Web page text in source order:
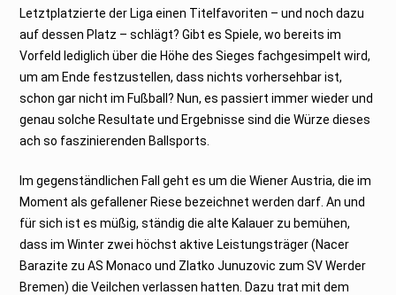
2
Letztplatzierte der Liga einen Titelfavoriten – und noch dazu
auf dessen Platz – schlägt? Gibt es Spiele, wo bereits im
Vorfeld lediglich über die Höhe des Sieges fachgesimpelt wird,
um am Ende festzustellen, dass nichts vorhersehbar ist,
schon gar nicht im Fußball? Nun, es passiert immer wieder und
genau solche Resultate und Ergebnisse sind die Würze dieses
ach so faszinierenden Ballsports.
Im gegenständlichen Fall geht es um die Wiener Austria, die im
Moment als gefallener Riese bezeichnet werden darf. An und
für sich ist es müßig, ständig die alte Kalauer zu bemühen,
dass im Winter zwei höchst aktive Leistungsträger (Nacer
Barazite zu AS Monaco und Zlatko Junuzovic zum SV Werder
Bremen) die Veilchen verlassen hatten. Dazu trat mit dem